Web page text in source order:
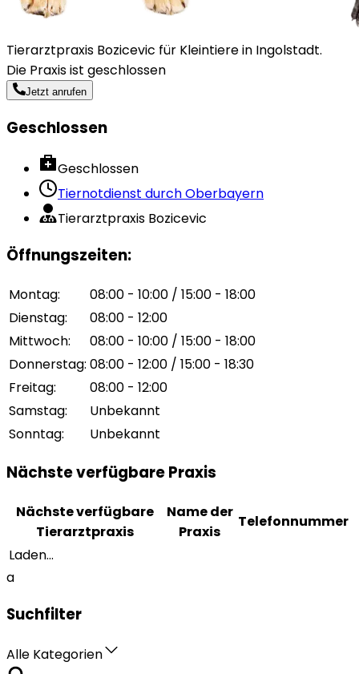
Tierarztpraxis Bozicevic für Kleintiere in Ingolstadt.
Die Praxis ist geschlossen
Jetzt anrufen
Geschlossen
Geschlossen
Tiernotdienst durchOberbayern
Tierarztpraxis Bozicevic
Öffnungszeiten:
Montag:
08:00 - 10:00 / 15:00 - 18:00
Dienstag:
08:00 - 12:00
Mittwoch:
08:00 - 10:00 / 15:00 - 18:00
Donnerstag: 08:00 - 12:00 / 15:00 - 18:30
Freitag:
08:00 - 12:00
Samstag:
Unbekannt
Sonntag: Unbekannt
Nächste verfügbare Praxis
Nächste verfügbare
Tierarztpraxis
Name der
Praxis
Telefonnummer
Laden...
a
Suchfilter
Alle Kategorien